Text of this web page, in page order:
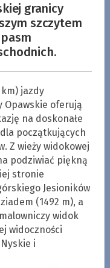
granicy
szczytem
km) jazdy
Opawskie oferują
na doskonałe
początkujących
Z wieży widokowej
podziwiać piękną
stronie
Jesioników
(1492 m), a
widok
widoczności
i